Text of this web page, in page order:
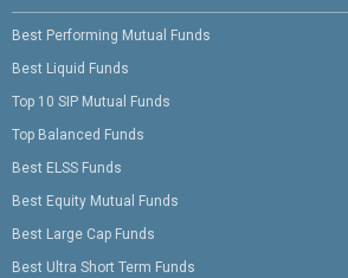
Best Performing Mutual Funds
Best Liquid Funds
Top 10 SIP Mutual Funds
Top Balanced Funds
Best ELSS Funds
Best Equity Mutual Funds
Best Large Cap Funds
Best Ultra Short Term Funds